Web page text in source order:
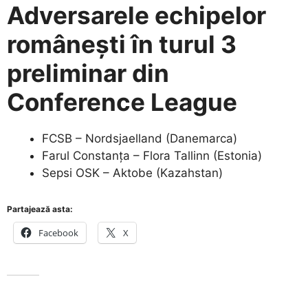
Adversarele echipelor
românești în turul 3
preliminar din
Conference League
FCSB – Nordsjaelland (Danemarca)
Farul Constanța – Flora Tallinn (Estonia)
Sepsi OSK – Aktobe (Kazahstan)
Partajează asta:
Facebook X